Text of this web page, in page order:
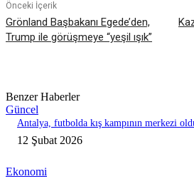
Önceki İçerik
Grönland Başbakanı Egede’den,
Trump ile görüşmeye “yeşil ışık”
Benzer Haberler
Güncel
Antalya, futbolda kış kampının merkezi
12 Şubat 2026
Ekonomi